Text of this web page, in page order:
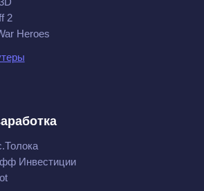
2
Heroes
Инвестиции